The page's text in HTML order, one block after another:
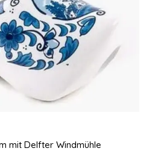
mit Delfter Windmühle